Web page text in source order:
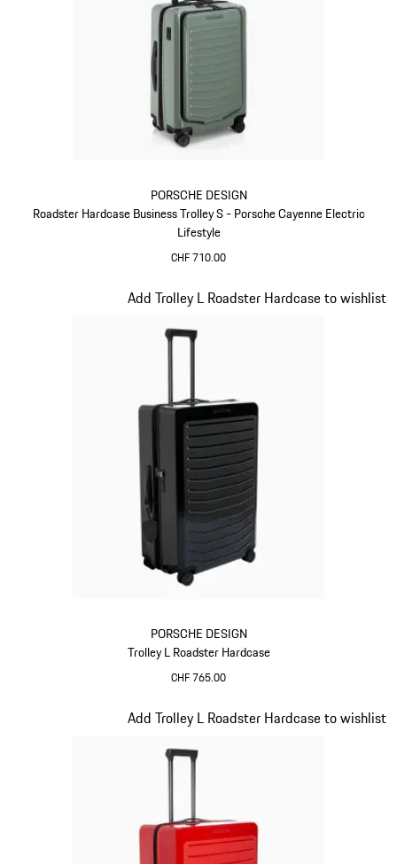
PORSCHE DESIGN
Roadster Hardcase Business Trolley S - Porsche Cayenne Electric
Lifestyle
CHF 710.00
PORSCHE DESIGN
Trolley L Roadster Hardcase
CHF 765.00
Add Trolley L Roadster Hardcase to wishlist
Add Trolley L Roadster Hardcase to wishlist